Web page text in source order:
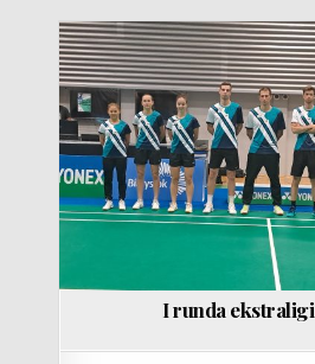
I runda ekstraligi